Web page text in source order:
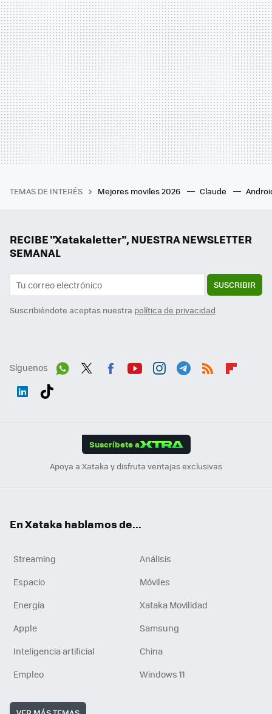
TEMAS DE INTERÉS Mejores moviles 2026 Claude
RECIBE "Xatakaletter", NUESTRA NEWSLETTER
SEMANAL
SUSCRIBIR
Suscribiéndote aceptas nuestra política de privacidad
Síguenos
Suscríbete a
Apoya a Xataka y disfruta ventajas exclusivas
En Xataka hablamos de...
Streaming
Análisis
Espacio
Móviles
Energía
Xataka Movilidad
Apple
Samsung
Inteligencia artificial
China
Empleo
Windows 11